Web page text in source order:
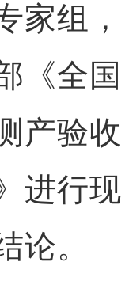
家组，
《全国
产验收
进行现
论。